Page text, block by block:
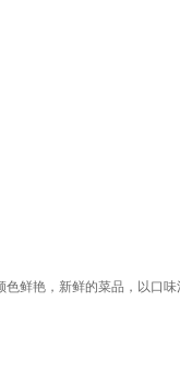
鲜艳，新鲜的菜品，以口味